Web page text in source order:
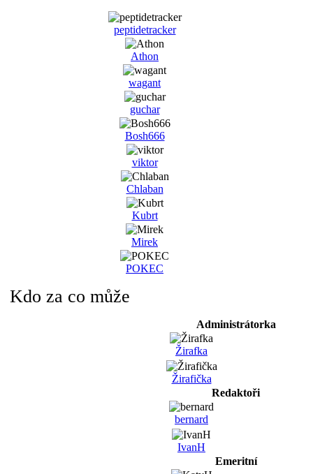
peptidetracker
Athon
wagant
guchar
Bosh666
viktor
Chlaban
Kubrt
Mirek
POKEC
Kdo za co může
Administrátorka
Žirafka
Žirafička
Redaktoři
bernard
IvanH
Emeritní